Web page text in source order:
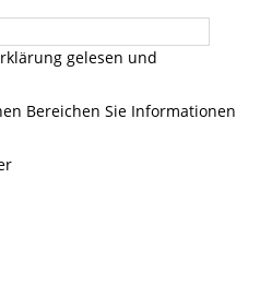
gelesen und
Bereichen Sie Informationen